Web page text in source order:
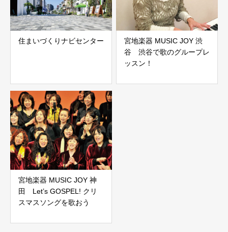
住まいづくりナビセンター
宮地楽器 MUSIC JOY 渋
谷 渋谷で歌のグループレ
ッスン！
宮地楽器 MUSIC JOY 神
田 Let’s GOSPEL! クリ
スマスソングを歌おう